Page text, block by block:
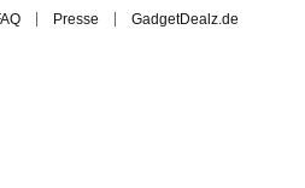
Presse GadgetDealz.de